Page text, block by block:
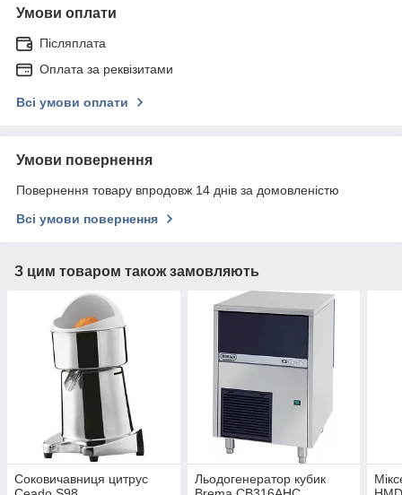
Умови оплати
Післяплата
Оплата за реквізитами
Всі умови оплати
Умови повернення
Повернення товару впродовж 14 днів за домовленістю
Всі умови повернення
З цим товаром також замовляють
Соковичавниця цитрус
Льодогенератор кубик